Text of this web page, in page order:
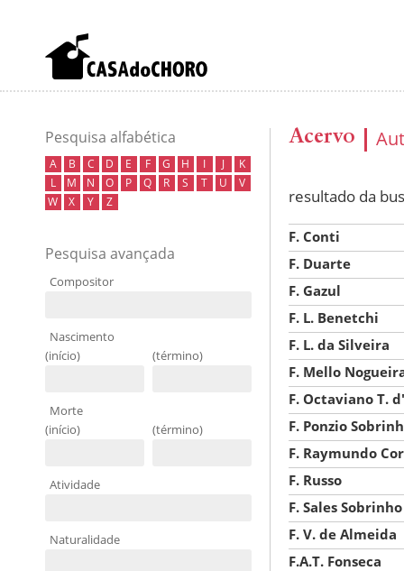
Pesquisa alfabética
A B C D E F G H I J
K
L
M N O P Q R S T U
V
W
X Y Z
Pesquisa avançada
Compositor
Nascimento
(início)
(término)
Morte
(início)
(término)
Atividade
Naturalidade
Acervo
resultado da
F. Conti
F. Duarte
F. Gazul
F. L. Benetchi
F. L. da Silveira
F. Mello
F. Octaviano T.
F. Ponzio
F. Raymundo
F. Russo
F. Sales Sobrinho
F. V. de Almeida
F.A.T. Fonseca